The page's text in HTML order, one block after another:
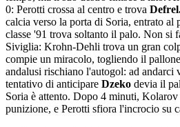
0: Perotti crossa al centro e trova
calcia verso la porta di Soria, entrato al
classe '91 trova soltanto il palo. Non si
Siviglia: Krohn-Dehli trova un gran
compie un miracolo, togliendo il
andalusi rischiano l'autogol: ad andarci
tentativo di anticipare Dzeko devia il
Soria è attento. Dopo 4 minuti,
punizione, e Perotti sfiora l'incrocio su